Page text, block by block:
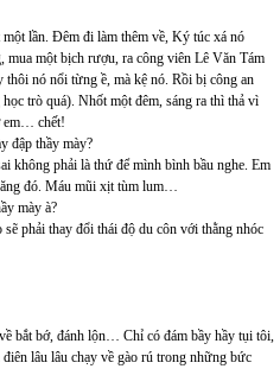
lần. Đêm đi làm thêm về, Ký túc xá nó
một bịch rượu, ra công viên Lê Văn Tám
thôi nó nổi từng ề, mà kệ nó. Rồi bị công an
trò quá). Nhốt một đêm, sáng ra thì thả vì
em… chết!
đập thầy mày?
không phải là thứ để mình bình bầu nghe. Em
đó. Máu mũi xịt tùm lum…
mày à?
phải thay đổi thái độ du côn với thằng nhóc
bắt bớ, đánh lộn… Chỉ có đám bầy hầy tụi tôi,
lâu lâu chạy về gào rú trong những bức